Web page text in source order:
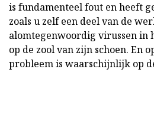
is fundamenteel fout en heeft
zoals u zelf een deel van de
alomtegenwoordig virussen in
op de zool van zijn schoen. En
probleem is waarschijnlijk op